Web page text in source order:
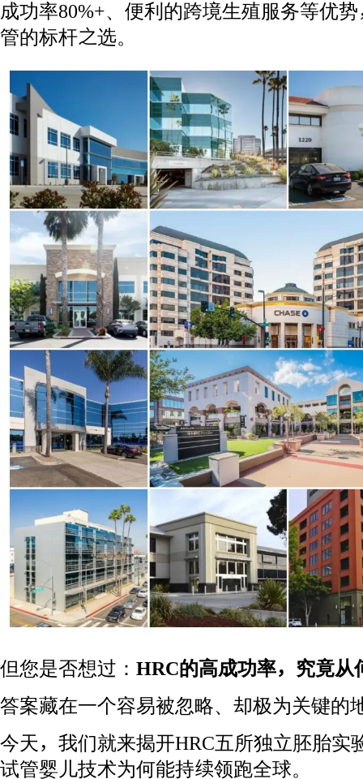
成功率80%+、便利的跨境生殖服务等优
管的标杆之选。
但您是否想过： HRC的高成功率，究竟从
答案藏在一个容易被忽略、却极为关键
今天，我们就来揭开HRC五所独立胚胎实
试管婴儿技术为何能持续领跑全球。